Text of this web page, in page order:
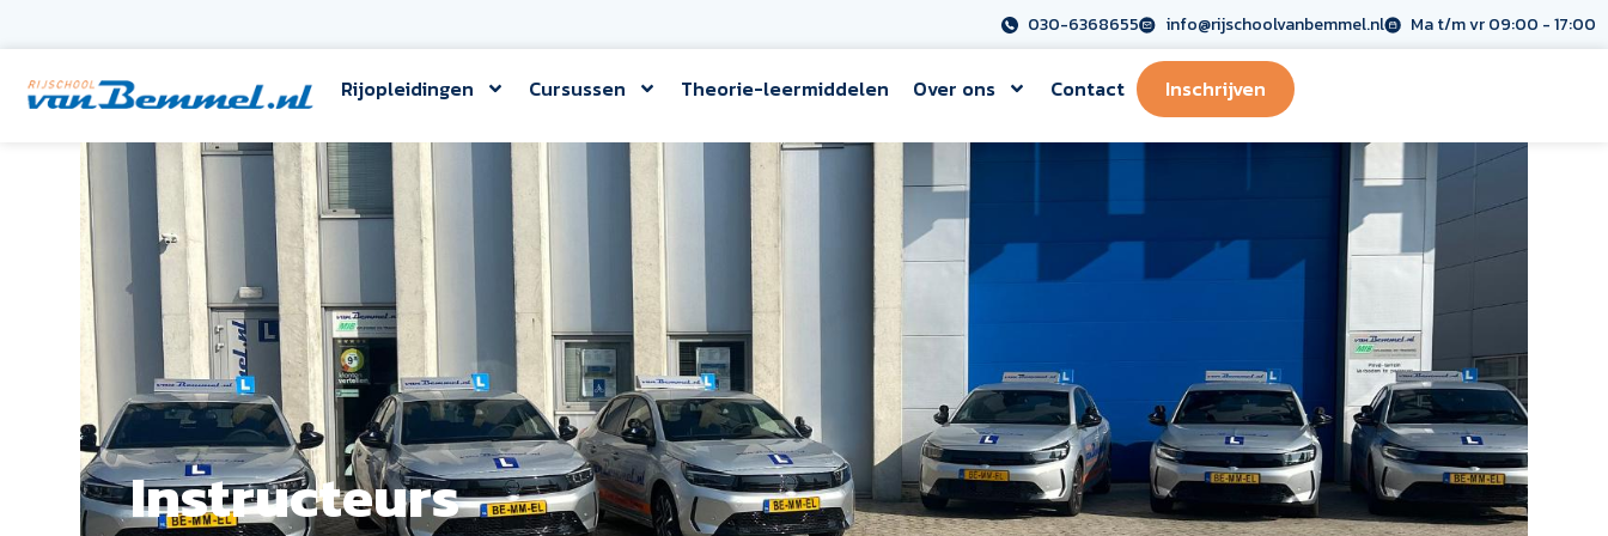
030-6368655 info@rijschoolvanbemmel.nl Ma t/m vr 09:00 - 17:00
Rijopleidingen Cursussen Theorie-leermiddelen Over ons Contact Inschrijven
Instructeurs